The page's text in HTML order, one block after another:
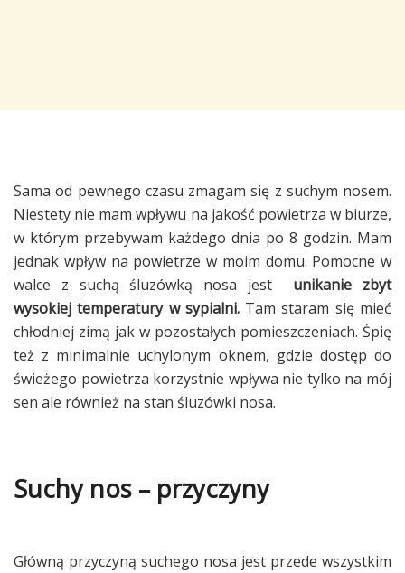
Sama od pewnego czasu zmagam się z suchym nosem.
Niestety nie mam wpływu na jakość powietrza w biurze,
w którym przebywam każdego dnia po 8 godzin. Mam
jednak wpływ na powietrze w moim domu. Pomocne w
walce z suchą śluzówką nosa jest unikanie zbyt
wysokiej temperatury w sypialni. Tam staram się mieć
chłodniej zimą jak w pozostałych pomieszczeniach. Śpię
też z minimalnie uchylonym oknem, gdzie dostęp do
świeżego powietrza korzystnie wpływa nie tylko na mój
sen ale również na stan śluzówki nosa.
Suchy nos – przyczyny
Główną przyczyną suchego nosa jest przede wszystkim